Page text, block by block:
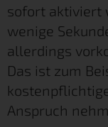
sofort aktiviert
wenige
allerdings
Das ist zum
Anspruch